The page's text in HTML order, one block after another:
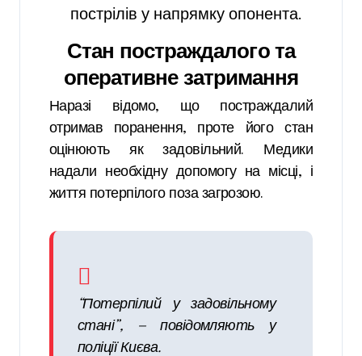
пострілів у напрямку опонента.
Стан постраждалого та
оперативне затримання
Наразі відомо, що постраждалий
отримав поранення, проте його стан
оцінюють як задовільний. Медики
надали необхідну допомогу на місці, і
життя потерпілого поза загрозою.
“Потерпілий у задовільному
стані”, — повідомляють у
поліції Києва.